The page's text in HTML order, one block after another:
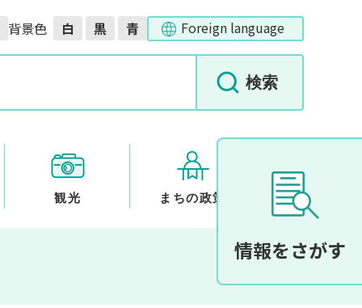
背景色 白 黒 青 Foreign language
情報をさがす
観光 まちの政策